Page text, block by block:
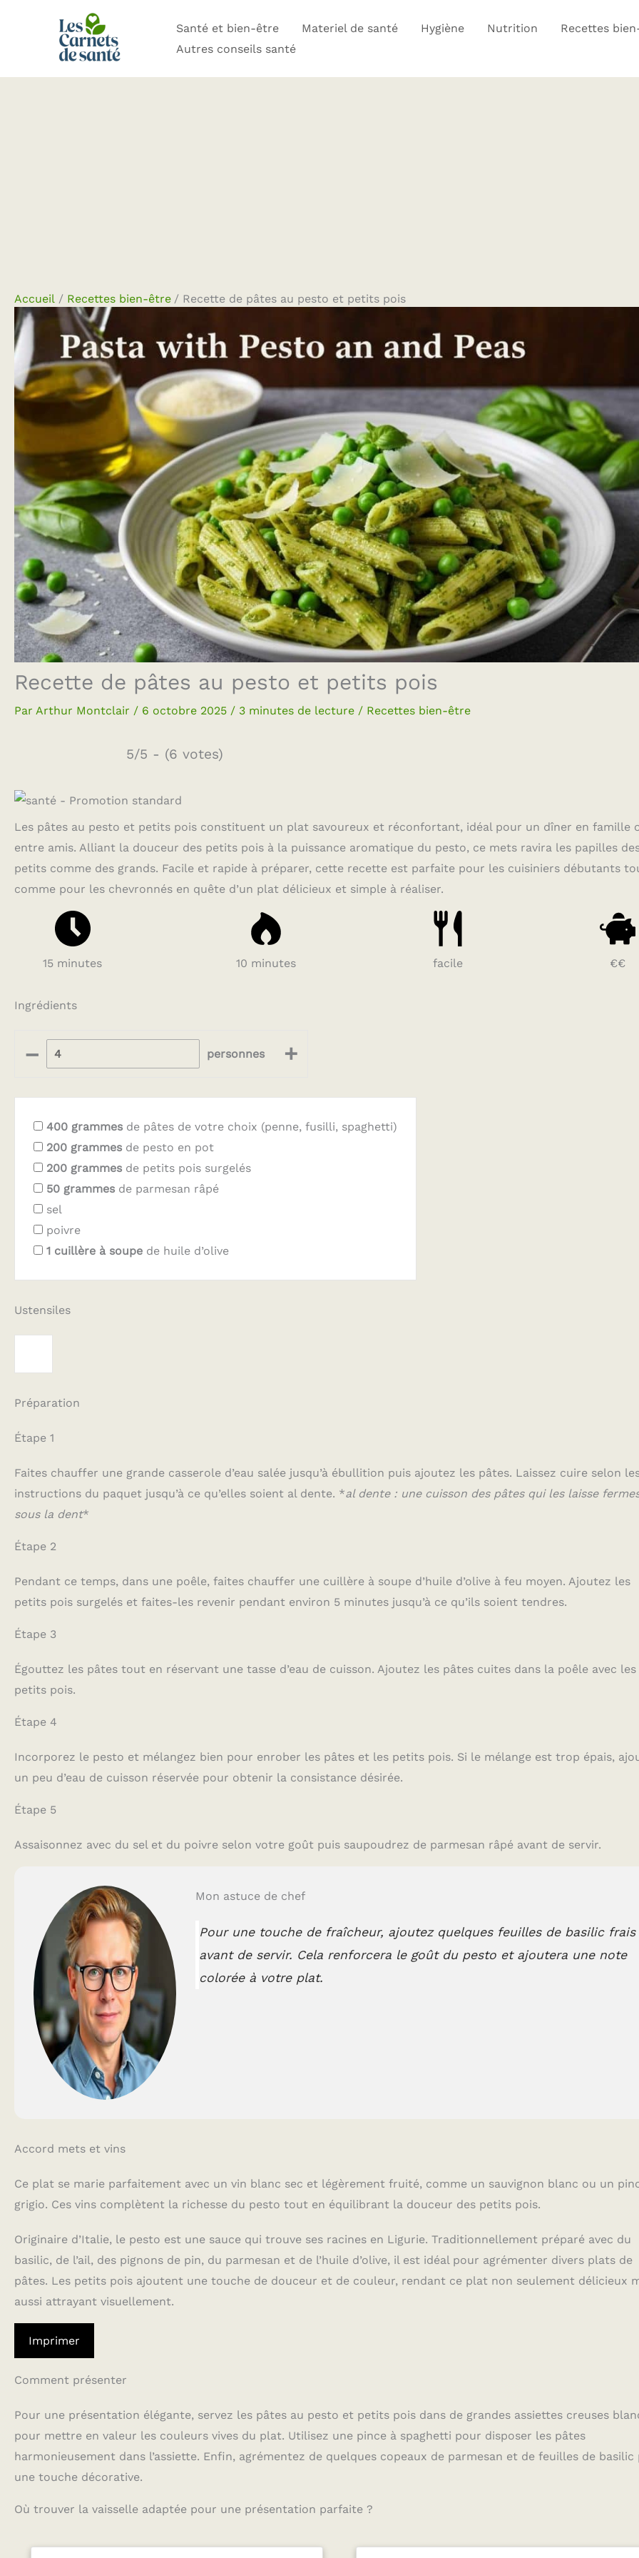
Santé et bien-être Materiel de santé Hygiène Nutrition
Recettes
Autres conseils santé
Accueil Recettes bien-être Recette de pâtes au pesto et petits pois
Recette de pâtes au pesto et petits pois
Par Arthur Montclair / 6 octobre 2025 / 3 minutes de lecture / Recettes bien-être
5/5 - (6 votes)
Les pâtes au pesto et petits pois constituent un plat savoureux et réconfortant, idéal pour un dîner en famille
entre amis. Alliant la douceur des petits pois à la puissance aromatique du pesto, ce mets ravira les papilles
petits comme des grands. Facile et rapide à préparer, cette recette est parfaite pour les cuisiniers débutants
comme pour les chevronnés en quête d’un plat délicieux et simple à réaliser.
15 minutes 10 minutes facile €€
Ingrédients
– personnes +
400 grammes de pâtes de votre choix (penne, fusilli, spaghetti)
200 grammes de pesto en pot
200 grammes de petits pois surgelés
50 grammes de parmesan râpé
sel
poivre
1 cuillère à soupe de huile d’olive
Ustensiles
Préparation
Étape 1
Faites chauffer une grande casserole d’eau salée jusqu’à ébullition puis ajoutez les pâtes. Laissez cuire selon
instructions du paquet jusqu’à ce qu’elles soient al dente. *al dente : une cuisson des pâtes qui les laisse
sous la dent*
Étape 2
Pendant ce temps, dans une poêle, faites chauffer une cuillère à soupe d’huile d’olive à feu moyen. Ajoutez les
petits pois surgelés et faites-les revenir pendant environ 5 minutes jusqu’à ce qu’ils soient tendres.
Étape 3
Égouttez les pâtes tout en réservant une tasse d’eau de cuisson. Ajoutez les pâtes cuites dans la poêle avec les
petits pois.
Étape 4
Incorporez le pesto et mélangez bien pour enrober les pâtes et les petits pois. Si le mélange est trop épais,
un peu d’eau de cuisson réservée pour obtenir la consistance désirée.
Étape 5
Assaisonnez avec du sel et du poivre selon votre goût puis saupoudrez de parmesan râpé avant de servir.
Mon astuce de chef
Pour une touche de fraîcheur, ajoutez quelques feuilles de basilic frais
avant de servir. Cela renforcera le goût du pesto et ajoutera une note
colorée à votre plat.
Accord mets et vins
Ce plat se marie parfaitement avec un vin blanc sec et légèrement fruité, comme un sauvignon blanc ou un
grigio. Ces vins complètent la richesse du pesto tout en équilibrant la douceur des petits pois.
Originaire d’Italie, le pesto est une sauce qui trouve ses racines en Ligurie. Traditionnellement préparé avec du
basilic, de l’ail, des pignons de pin, du parmesan et de l’huile d’olive, il est idéal pour agrémenter divers plats de
pâtes. Les petits pois ajoutent une touche de douceur et de couleur, rendant ce plat non seulement délicieux
aussi attrayant visuellement.
Imprimer
Comment présenter
Pour une présentation élégante, servez les pâtes au pesto et petits pois dans de grandes assiettes creuses
pour mettre en valeur les couleurs vives du plat. Utilisez une pince à spaghetti pour disposer les pâtes
harmonieusement dans l’assiette. Enfin, agrémentez de quelques copeaux de parmesan et de feuilles de basilic
une touche décorative.
Où trouver la vaisselle adaptée pour une présentation parfaite ?